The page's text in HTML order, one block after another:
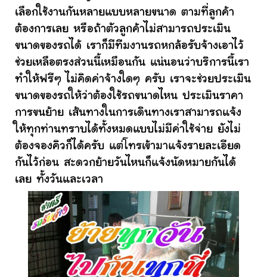
เลือกใช้งานกันหลายแบบหลายขนาด ตามที่ลูกค้า
ต้องการเลย หรือถ้าตัวลูกค้าไม่สามารถประเมิน
ขนาดของรถได้ เราก็มีทีมงานรถหกล้อรับจ้างเอาไว้
ช่วยเหลือตรงส่วนนี้เหมือนกัน แน่นอนว่าบริการนี้เรา
ทำให้ฟรีๆ ไม่คิดค่าจ้างใดๆ ครับ เราจะช่วยประเมิน
ขนาดของรถให้ว่าต้องใช้รถขนาดไหน ประเมินราคา
การขนย้าย เส้นทางในการเดินทางเราสามารถแจ้ง
ให้ทุกท่านทราบได้ทั้งหมดแบบไม่มีค่าใช้จ่าย ยังไม่
ต้องจองคิวก็ได้ครับ แต่โทรเข้ามาแจ้งรายละเอียด
กันไว้ก่อน สะดวกย้ายวันไหนก็แจ้งนัดหมายกันได้
เลย ทั้งวันและเวลา